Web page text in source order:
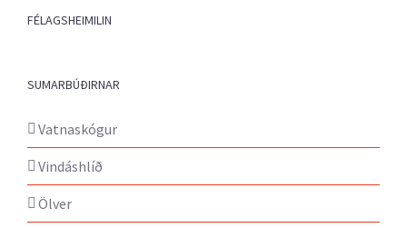
FÉLAGSHEIMILIN
SUMARBÚÐIRNAR
Vatnaskógur
Vindáshlíð
Ölver